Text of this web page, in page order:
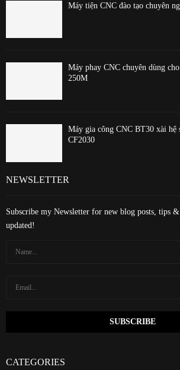
Máy tiện CNC đào tạo chuyên
Máy phay CNC chuyên dùng
250M
Máy gia công CNC BT30 xài hệ
CF2030
NEWSLETTER
Subscribe my Newsletter for new blog posts, tips
updated!
CATEGORIES